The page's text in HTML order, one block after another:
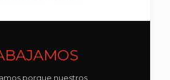
porque nuestros